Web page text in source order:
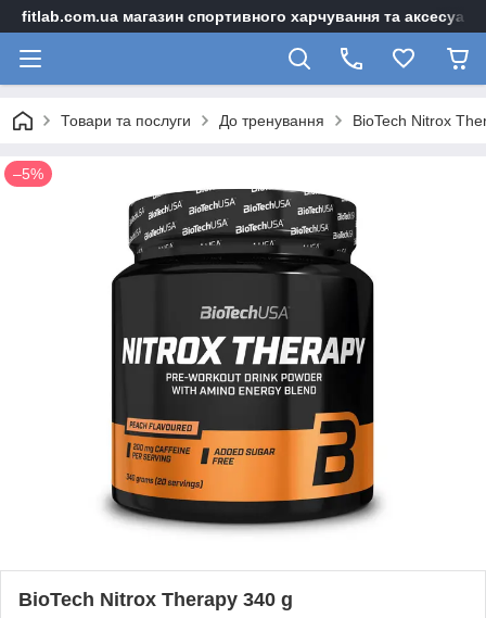
fitlab.com.ua магазин спортивного харчування та
Товари та послуги До тренування BioTech Nitrox
–5%
BioTech Nitrox Therapy 340 g